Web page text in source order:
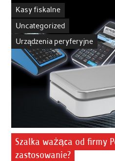
Kasy fiskalne
Uncategorized
Urządzenia peryferyjne
Szalka ważąca od firmy
zastosowanie?